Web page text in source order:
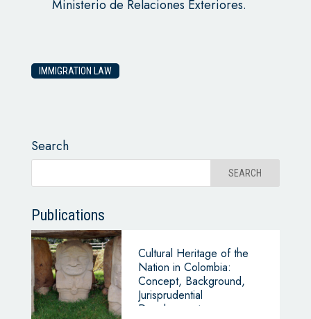
Ministerio de Relaciones Exteriores.
IMMIGRATION LAW
Search
Publications
Cultural Heritage of the
Nation in Colombia:
Concept, Background,
Jurisprudential
Development